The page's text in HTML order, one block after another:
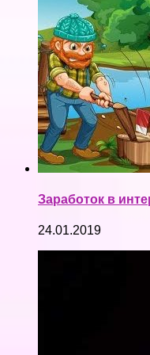
Заработок в
24.01.2019